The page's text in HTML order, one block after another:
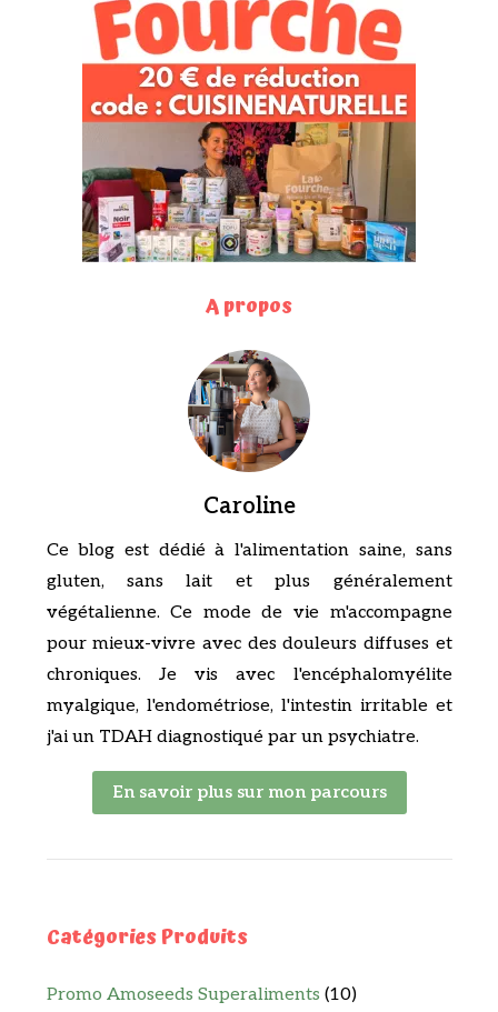
A propos
Caroline
Ce blog est dédié à l'alimentation saine, sans
gluten, sans lait et plus généralement
végétalienne. Ce mode de vie m'accompagne
pour mieux-vivre avec des douleurs diffuses et
chroniques. Je vis avec l'encéphalomyélite
myalgique, l'endométriose, l'intestin irritable et
j'ai un TDAH diagnostiqué par un psychiatre.
En savoir plus sur mon parcours
Catégories Produits
Promo Amoseeds Superaliments (10)